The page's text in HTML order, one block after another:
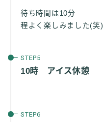
待ち時間は10分
程よく楽しみました(笑)
10時 アイス休憩